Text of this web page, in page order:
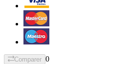
Comparer 0